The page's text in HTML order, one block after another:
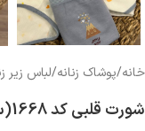
خانه/پوشاک زنانه/لباس زیر
شورت قلبی کد 1668(سایز XL)